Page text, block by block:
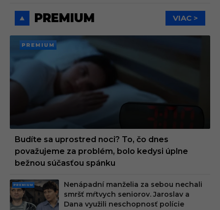
PREMIUM VIAC >
PREMI
UM
Budíte sa uprostred noci? To, čo dnes
považujeme za problém, bolo kedysi úplne
bežnou súčasťou spánku
PRE
MIU
Nenápadní manželia za sebou nechali
smršť mŕtvych seniorov. Jaroslav a
Dana využili neschopnosť polície